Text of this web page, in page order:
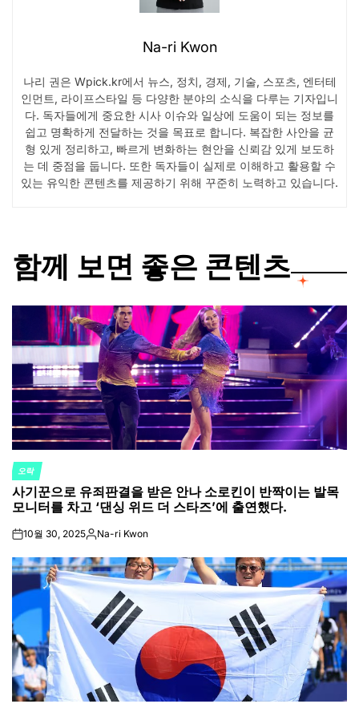
Na-ri Kwon
나리 권은 Wpick.kr에서 뉴스, 정치, 경제, 기술, 스포츠, 엔터테
인먼트, 라이프스타일 등 다양한 분야의 소식을 다루는 기자입니
다. 독자들에게 중요한 시사 이슈와 일상에 도움이 되는 정보를
쉽고 명확하게 전달하는 것을 목표로 합니다. 복잡한 사안을 균
형 있게 정리하고, 빠르게 변화하는 현안을 신뢰감 있게 보도하
는 데 중점을 둡니다. 또한 독자들이 실제로 이해하고 활용할 수
있는 유익한 콘텐츠를 제공하기 위해 꾸준히 노력하고 있습니다.
함께 보면 좋은 콘텐츠
POSTED
IN
오락
사기꾼으로 유죄판결을 받은 안나 소로킨이 반짝이는 발목
모니터를 차고 ‘댄싱 위드 더 스타즈’에 출연했다.
on10월 30, 2025Posted
Na-ri Kwon